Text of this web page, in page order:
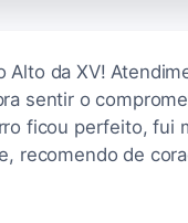
Alto da XV!
sentir o
ficou perfeito, fui
recomendo de